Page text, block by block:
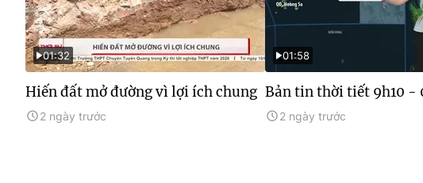
01:32
Hiến đất mở đường vì lợi ích chung
2 ngày trước
01:58
Bản tin thời tiết 9h10 -
2 ngày trước